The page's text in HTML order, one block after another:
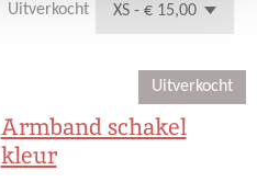
Uitverkocht
Uitverkocht
Armband schakel
kleur